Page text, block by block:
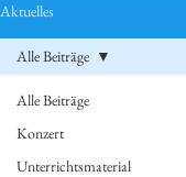
Aktuelles
Alle Beiträge
Konzert
Unterrichtsmaterial
Alle Beiträge